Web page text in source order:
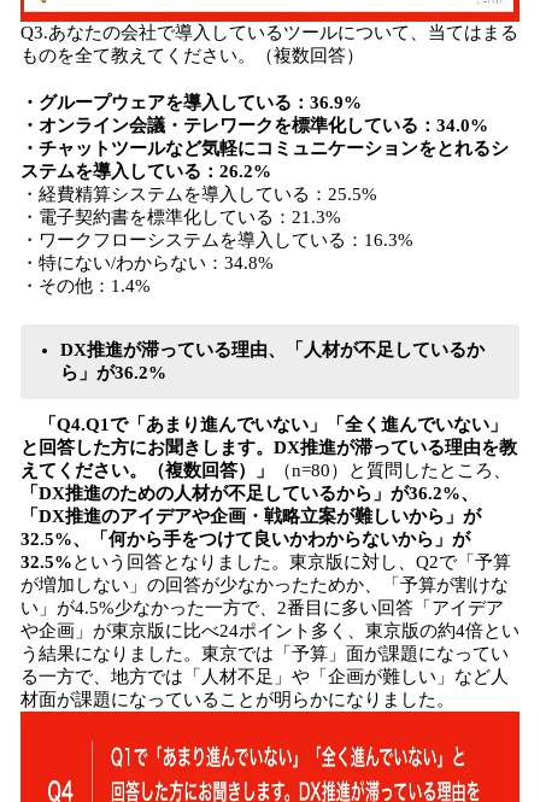
Q3.あなたの会社で導入しているツールについて、当てはまる
ものを全て教えてください。（複数回答）
・グループウェアを導入している：36.9%
・オンライン会議・テレワークを標準化している：34.0%
・チャットツールなど気軽にコミュニケーションをとれるシ
ステムを導入している：26.2%
・経費精算システムを導入している：25.5%
・電子契約書を標準化している：21.3%
・ワークフローシステムを導入している：16.3%
・特にない/わからない：34.8%
・その他：1.4%
DX推進が滞っている理由、「人材が不足しているか
ら」が36.2%
「Q4.Q1で「あまり進んでいない」「全く進んでいない」
と回答した方にお聞きします。DX推進が滞っている理由を教
えてください。（複数回答）」
（n=80）と質問したところ、
「DX推進のための人材が不足しているから」が36.2%、
「DX推進のアイデアや企画・戦略立案が難しいから」が
32.5%、「何から手をつけて良いかわからないから」が
32.5%という回答となりました。東京版に対し、Q2で「予算
が増加しない」の回答が少なかったためか、「予算が割けな
い」が4.5%少なかった一方で、2番目に多い回答「アイデア
や企画」が東京版に比べ24ポイント多く、東京版の約4倍とい
う結果になりました。東京では「予算」面が課題になってい
る一方で、地方では「人材不足」や「企画が難しい」など人
材面が課題になっていることが明らかになりました。